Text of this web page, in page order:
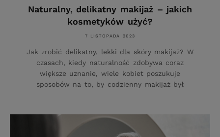
Naturalny, delikatny makijaż – jakich
kosmetyków użyć?
7 LISTOPADA 2023
Jak zrobić delikatny, lekki dla skóry makijaż? W
czasach, kiedy naturalność zdobywa coraz
większe uznanie, wiele kobiet poszukuje
sposobów na to, by codzienny makijaż był